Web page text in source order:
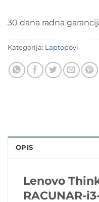
30 dana radna
Kategorija: Laptopovi
OPIS
Lenovo
RACUNAR-